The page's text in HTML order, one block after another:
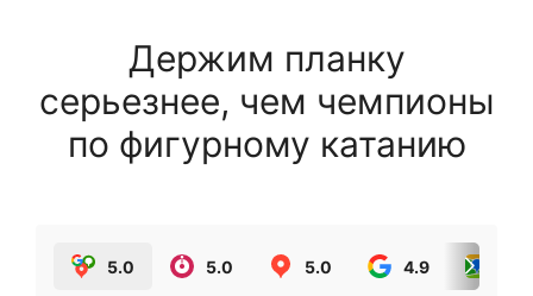
Держим планку
серьезнее, чем чемпионы
по фигурному катанию
5.0 5.0 5.0 4.9